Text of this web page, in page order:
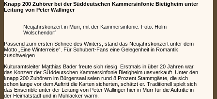
Knapp 200 Zuhörer bei der Süddeutschen Kammersinfonie Bietigheim unter
Leitung von Peter Wallinger
Neujahrskonzert in Murr, mit der Kammersinfonie. Foto: Holm
Wolschendorf
Passend zum ersten Schnee des Winters, stand das Neujahrskonzert unter dem
Motto „Eine Winterreise“. Für Schubert-Fans eine Gelegenheit in Romantik
zuschweigen.
Kulturamtsleiter Matthias Bader freute sich riesig. Erstmals in über 20 Jahren war
das Konzert der SÜddeutschen Kammersinfonie Bietigheim uasverkauft. Unter den
knapp 200 Zuhörern im Bürgersaal seien rund 8 Prozent Stammgäste, die sich
schon lange vor dem Auftritt die Karten sicherten, schätzt er. Traditionell spielt sich
das Ensemble unter der Leitung von Peter Wallinger hier in Murr für die Auftritte in
der Heimatstadt und in Mühlacker warm.